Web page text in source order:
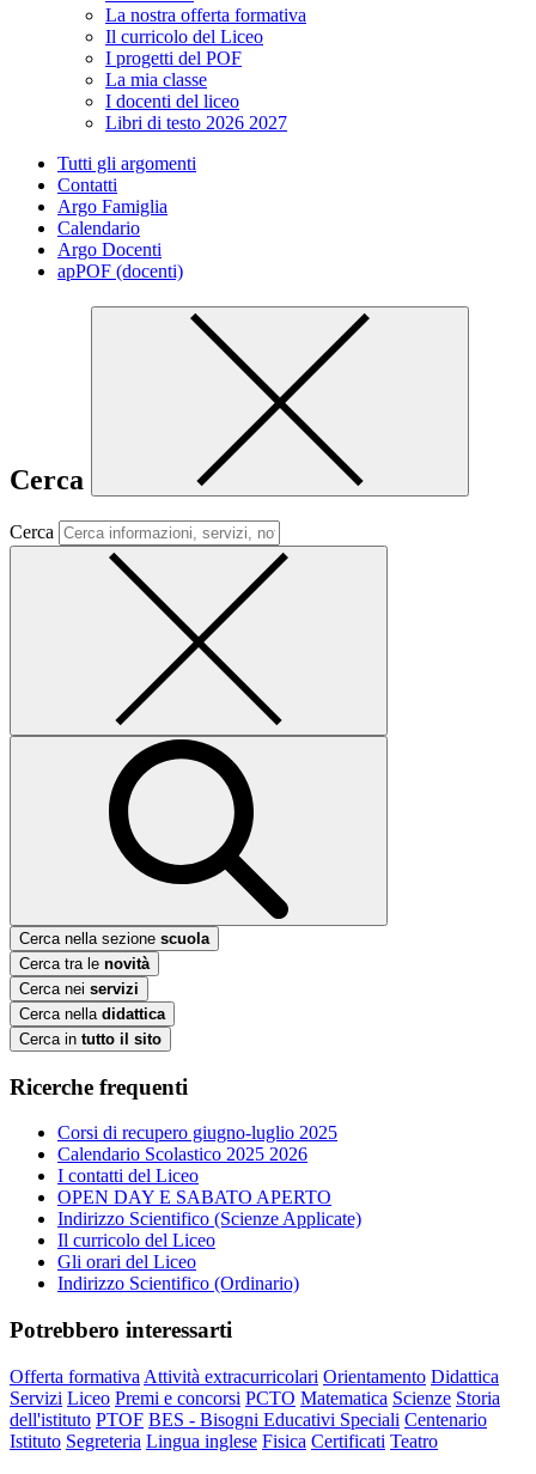
La nostra offerta formativa
Il curricolo del Liceo
I progetti del POF
La mia classe
I docenti del liceo
Libri di testo 2026 2027
Tutti gli argomenti
Contatti
Argo Famiglia
Calendario
Argo Docenti
apPOF (docenti)
Cerca
Cerca
Cerca nella sezione scuola
Cerca tra le novità
Cerca nei servizi
Cerca nella didattica
Cerca in tutto il sito
Ricerche frequenti
Corsi di recupero giugno-luglio 2025
Calendario Scolastico 2025 2026
I contatti del Liceo
OPEN DAY E SABATO APERTO
Indirizzo Scientifico (Scienze Applicate)
Il curricolo del Liceo
Gli orari del Liceo
Indirizzo Scientifico (Ordinario)
Potrebbero interessarti
Offerta formativa Attività extracurricolari Orientamento Didattica
Servizi Liceo Premi e concorsi PCTO Matematica Scienze Storia
dell'istituto PTOF BES - Bisogni Educativi Speciali Centenario
Istituto Segreteria Lingua inglese Fisica Certificati Teatro